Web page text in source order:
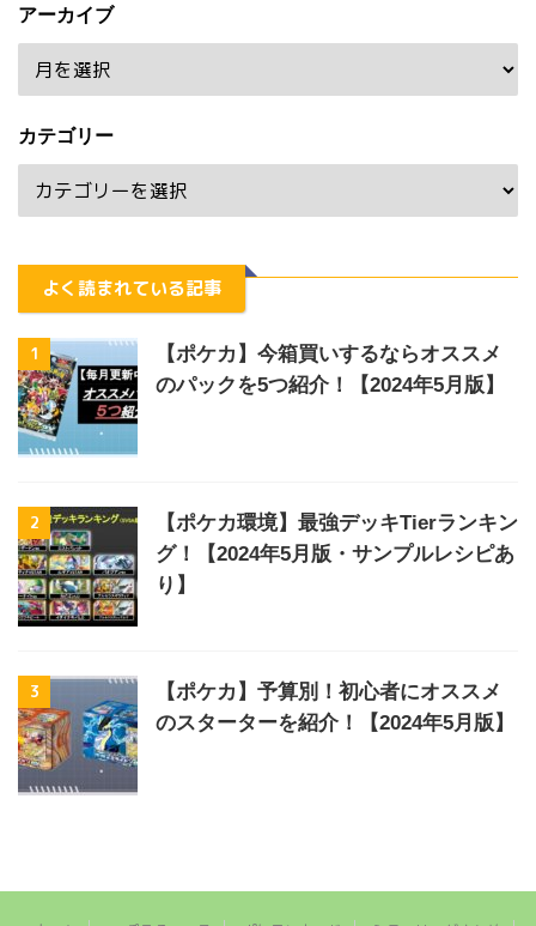
アーカイブ
カテゴリー
よく読まれている記事
1
【ポケカ】今箱買いするならオススメ
のパックを5つ紹介！【2024年5月版】
2
【ポケカ環境】最強デッキTierランキン
グ！【2024年5月版・サンプルレシピあ
り】
3
【ポケカ】予算別！初心者にオススメ
のスターターを紹介！【2024年5月版】